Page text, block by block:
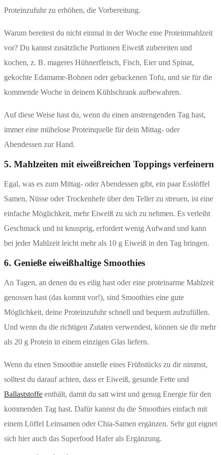
Proteinzufuhr zu erhöhen, die Vorbereitung.
Warum bereitest du nicht einmal in der Woche eine Proteinmahlzeit
vor? Du kannst zusätzliche Portionen Eiweiß zubereiten und
kochen, z. B. mageres Hühnerfleisch, Fisch, Eier und Spinat,
gekochte Edamame-Bohnen oder gebackenen Tofu, und sie für die
kommende Woche in deinem Kühlschrank aufbewahren.
Auf diese Weise hast du, wenn du einen anstrengenden Tag hast,
immer eine mühelose Proteinquelle für dein Mittag- oder
Abendessen zur Hand.
5. Mahlzeiten mit eiweißreichen Toppings verfeinern
Egal, was es zum Mittag- oder Abendessen gibt, ein paar Esslöffel
Samen, Nüsse oder Trockenhefe über den Teller zu streuen, ist eine
einfache Möglichkeit, mehr Eiweiß zu sich zu nehmen. Es verleiht
Geschmack und ist knusprig, erfordert wenig Aufwand und kann
bei jeder Mahlzeit leicht mehr als 10 g Eiweiß in den Tag bringen.
6. Genieße eiweißhaltige Smoothies
An Tagen, an denen du es eilig hast oder eine proteinarme Mahlzeit
genossen hast (das kommt vor!), sind Smoothies eine gute
Möglichkeit, deine Proteinzufuhr schnell und bequem aufzufüllen.
Und wenn du die richtigen Zutaten verwendest, können sie dir mehr
als 20 g Protein in einem einzigen Glas liefern.
Wenn du einen Smoothie anstelle eines Frühstücks zu dir nimmst,
solltest du darauf achten, dass er Eiweiß, gesunde Fette und
Ballaststoffe enthält, damit du satt wirst und genug Energie für den
kommenden Tag hast. Dafür kannst du die Smoothies einfach mit
einem Löffel Leinsamen oder Chia-Samen ergänzen. Sehr gut eignet
sich hier auch das Superfood Hafer als Ergänzung.